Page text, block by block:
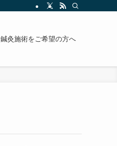
鍼灸施術をご希望の方へ